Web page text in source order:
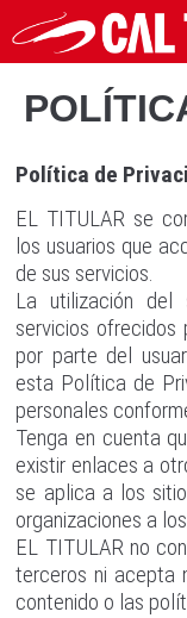
Política de
EL TITULAR se
los usuarios que
de sus servicios.
La utilización
servicios ofrecidos
por parte del
esta Política de
personales
Tenga en cuenta
existir enlaces a
se aplica a los
organizaciones a
EL TITULAR no
terceros ni acepta
contenido o las